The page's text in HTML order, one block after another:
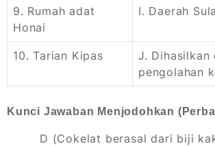
9. Rumah adat
Honai
I. Daerah
10. Tarian Kipas
J. Dihasilkan
pengolahan
Kunci Jawaban Menjodohkan
D (Cokelat berasal dari biji